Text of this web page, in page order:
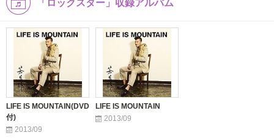
「ロックスター」収録アルバム
LIFE IS MOUNTAIN(DVD
付)
2013/09
LIFE IS MOUNTAIN
2013/09